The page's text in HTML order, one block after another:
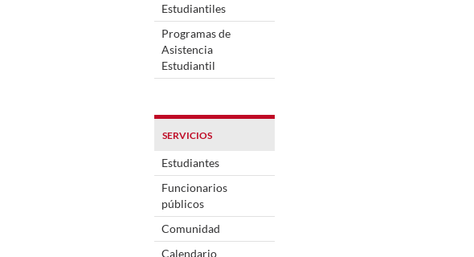
Estudiantiles
Programas de
Asistencia
Estudiantil
SERVICIOS
Estudiantes
Funcionarios
públicos
Comunidad
Calendario